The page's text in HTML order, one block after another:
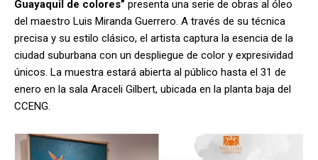
Guayaquil de colores” presenta una serie de obras al óleo
del maestro Luis Miranda Guerrero. A través de su técnica
precisa y su estilo clásico, el artista captura la esencia de la
ciudad suburbana con un despliegue de color y expresividad
únicos. La muestra estará abierta al público hasta el 31 de
enero en la sala Araceli Gilbert, ubicada en la planta baja del
CCENG.